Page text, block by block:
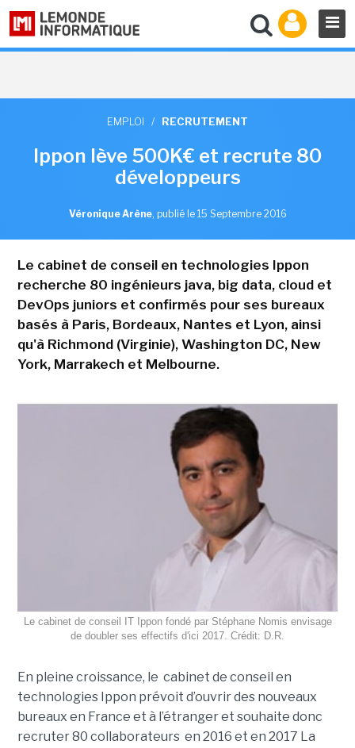
EMPLOI / RECRUTEMENT
Ippon lève 500K€ et recrute 80
développeurs
Véronique Arène, publié le 15 Septembre 2016
Le cabinet de conseil en technologies Ippon
recherche 80 ingénieurs java, big data, cloud et
DevOps juniors et confirmés pour ses bureaux
basés à Paris, Bordeaux, Nantes et Lyon, ainsi
qu'à Richmond (Virginie), Washington DC, New
York, Marrakech et Melbourne.
Le cabinet de conseil IT Ippon fondé par Stéphane Nomis envisage
de doubler ses effectifs d'ici 2017. Crédit: D.R.
En pleine croissance, le cabinet de conseil en
technologies Ippon prévoit d’ouvrir des nouveaux
bureaux en France et à l’étranger et souhaite donc
recruter 80 collaborateurs en 2016 et en 2017 La